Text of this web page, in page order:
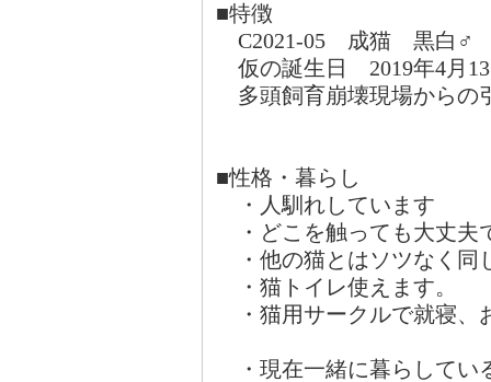
■特徴
C2021-05 成猫 黒白♂
仮の誕生日 2019年4月
多頭飼育崩壊現場からの
■性格・暮らし
・人馴れしています
・どこを触っても大丈夫
・他の猫とはソツなく同
・猫トイレ使えます。
・猫用サークルで就寝、
・現在一緒に暮らしてい